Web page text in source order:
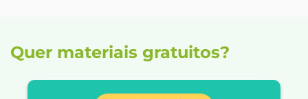
Quer materiais gratuitos?